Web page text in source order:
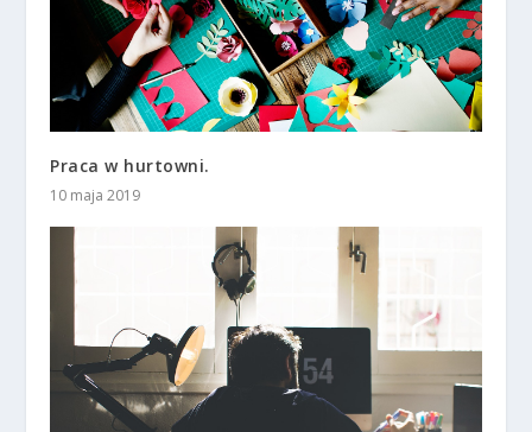
Praca w hurtowni.
10 maja 2019